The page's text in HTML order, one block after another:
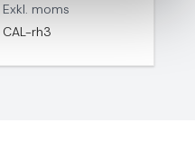
Exkl. moms
CAL-rh3